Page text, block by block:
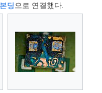
딩 으로 연결했다.